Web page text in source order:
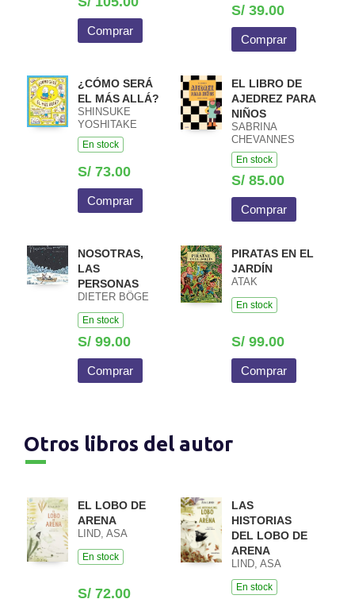
Comprar
S/ 39.00
Comprar
¿CÓMO SERÁ
EL MÁS ALLÁ?
SHINSUKE
YOSHITAKE
En stock
S/ 73.00
Comprar
EL LIBRO DE
AJEDREZ PARA
NIÑOS
SABRINA
CHEVANNES
En stock
S/ 85.00
Comprar
NOSOTRAS,
LAS
PERSONAS
DIETER BÖGE
En stock
S/ 99.00
Comprar
PIRATAS EN EL
JARDÍN
ATAK
En stock
S/ 99.00
Comprar
Otros libros del autor
EL LOBO DE
ARENA
LIND, ASA
En stock
S/ 72.00
LAS
HISTORIAS
DEL LOBO DE
ARENA
LIND, ASA
En stock